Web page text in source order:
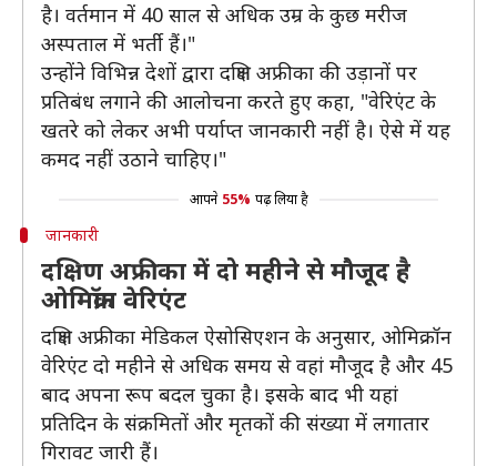
है। वर्तमान में 40 साल से अधिक उम्र के कुछ मरीज
अस्पताल में भर्ती हैं।"
उन्होंने विभिन्न देशों द्वारा दक्षिण अफ्रीका की उड़ानों पर
प्रतिबंध लगाने की आलोचना करते हुए कहा, "वेरिएंट के
खतरे को लेकर अभी पर्याप्त जानकारी नहीं है। ऐसे में यह
कमद नहीं उठाने चाहिए।"
आपने 55% पढ़ लिया है
जानकारी
दक्षिण अफ्रीका में दो महीने से मौजूद है
ओमिक्रॉन वेरिएंट
दक्षिण अफ्रीका मेडिकल ऐसोसिएशन के अनुसार, ओमिक्रॉन
वेरिएंट दो महीने से अधिक समय से वहां मौजूद है और 45
बाद अपना रूप बदल चुका है। इसके बाद भी यहां
प्रतिदिन के संक्रमितों और मृतकों की संख्या में लगातार
गिरावट जारी हैं।